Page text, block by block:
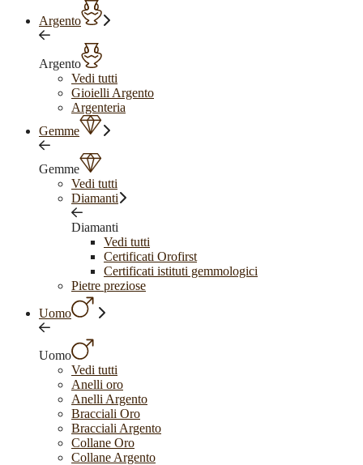
Argento
Argento
Vedi tutti
Gioielli Argento
Argenteria
Gemme
Gemme
Vedi tutti
Diamanti
Diamanti
Vedi tutti
Certificati Orofirst
Certificati istituti gemmologici
Pietre preziose
Uomo
Uomo
Vedi tutti
Anelli oro
Anelli Argento
Bracciali Oro
Bracciali Argento
Collane Oro
Collane Argento